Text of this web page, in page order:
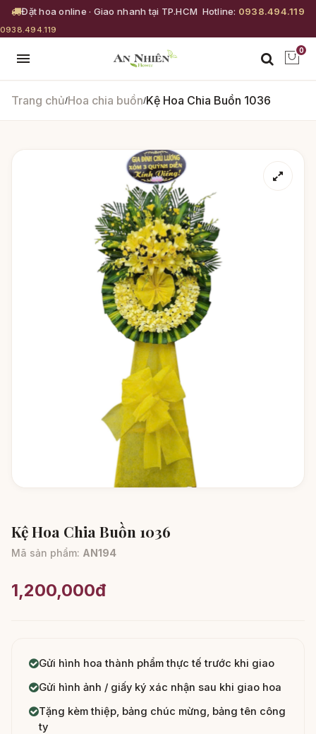
Đặt hoa online · Giao nhanh tại TP.HCM Hotline: 0938.494.119
0938.494.119
0
Trang chủ/Hoa chia buồn/Kệ Hoa Chia Buồn 1036
Kệ Hoa Chia Buồn 1036
Mã sản phẩm: AN194
1,200,000đ
Gửi hình hoa thành phẩm thực tế trước khi giao
Gửi hình ảnh / giấy ký xác nhận sau khi giao hoa
Tặng kèm thiệp, bảng chúc mừng, bảng tên công
ty